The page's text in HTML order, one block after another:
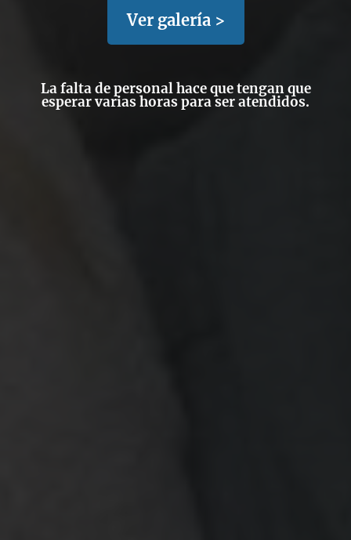
Ver galería >
La falta de personal hace que tengan que
esperar varias horas para ser atendidos.